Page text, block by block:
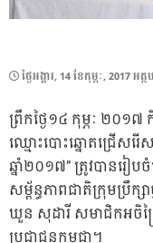
POSTED
ថ្ងៃ​អង្គារ, 14 ខែ​កុម្ភៈ, 2017អត្
ព្រឹកថ្ងៃ១៤ កុម្ភៈ ២០១៧
ឈ្មោះបោះឆ្នោតជ្រើសរ
ឆ្នាំ២០១៧” ត្រូវបានរ
សម្ព័ន្ធភាពជាតិក្រុមប្រឹក្
ឃួន សុដារី សមាជិកអចិន្